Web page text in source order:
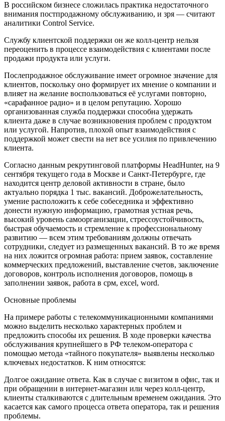
В российском бизнесе сложилась практика недостаточного
внимания постпродажному обслуживанию, и зря — считают
аналитики Control Service.
Службу клиентской поддержки он же колл-центр нельзя
переоценить в процессе взаимодействия с клиентами после
продажи продукта или услуги.
Послепродажное обслуживание имеет огромное значение для
клиентов, поскольку оно формирует их мнение о компании и
влияет на желание воспользоваться её услугами повторно,
«сарафанное радио» и в целом репутацию. Хорошо
организованная служба поддержки способна удержать
клиента даже в случае возникновения проблем с продуктом
или услугой. Напротив, плохой опыт взаимодействия с
поддержкой может свести на нет все усилия по привлечению
клиента.
Согласно данным рекрутинговой платформы HeadHunter, на 9
сентября текущего года в Москве и Санкт-Петербурге, где
находится центр деловой активности в стране, было
актуально порядка 1 тыс. вакансий. Доброжелательность,
умение расположить к себе собеседника и эффективно
донести нужную информацию, грамотная устная речь,
высокий уровень самоорганизации, стрессоустойчивость,
быстрая обучаемость и стремление к профессиональному
развитию — всем этим требованиям должны отвечать
сотрудники, следует из размещенных вакансий. В то же время
на них ложится огромная работа: прием заявок, составление
коммерческих предложений, выставление счетов, заключение
договоров, контроль исполнения договоров, помощь в
заполнении заявок, работа в срм, excel, word.
Основные проблемы
На примере работы с телекоммуникационными компаниями
можно выделить несколько характерных проблем и
предложить способы их решения. В ходе проверки качества
обслуживания крупнейшего в РФ телеком-оператора с
помощью метода «тайного покупателя» выявлены несколько
ключевых недостатков. К ним относятся:
Долгое ожидание ответа. Как в случае с визитом в офис, так и
при обращении в интернет-магазин или через колл-центр,
клиенты сталкиваются с длительным временем ожидания. Это
касается как самого процесса ответа оператора, так и решения
проблемы.